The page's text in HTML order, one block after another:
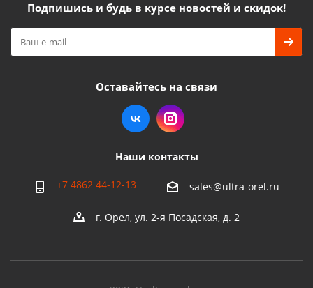
Подпишись и будь в курсе новостей и скидок!
Оставайтесь на связи
Наши контакты
+7 4862 44-12-13 sales@ultra-orel.ru
г. Орел, ул. 2-я Посадская, д. 2